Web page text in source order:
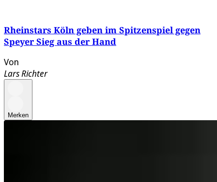
Rheinstars Köln geben im Spitzenspiel gegen
Speyer Sieg aus der Hand
Von
Lars Richter
Merken